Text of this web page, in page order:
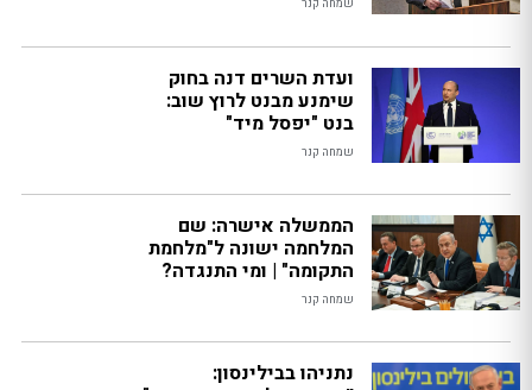
שמחה קנר
ועדת השרים דנה בחוק
שימנע מבנט לרוץ שוב:
בנט "יפסל מיד"
שמחה קנר
הממשלה אישרה: שם
המלחמה ישונה ל"מלחמת
התקומה" | ומי התנגדה?
שמחה קנר
נתניהו בבילינסון: